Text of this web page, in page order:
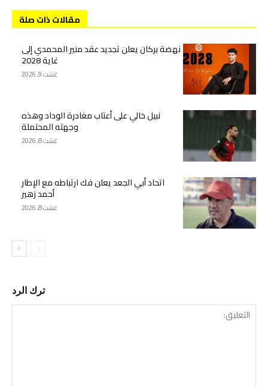
مقالات ذات صلة
نهضة بركان يعلن تجديد عقد منير المحمدي إلى
غاية 2028
غشت 9, 2026
نبيل خالي على أعتاب مغادرة الوداد وهذه
وجهته المحتملة
غشت 8, 2026
اتحاد أبي الجعد يعلن فك ارتباطه مع الإطار
أحمد زهير
غشت 8, 2026
ترك الرد